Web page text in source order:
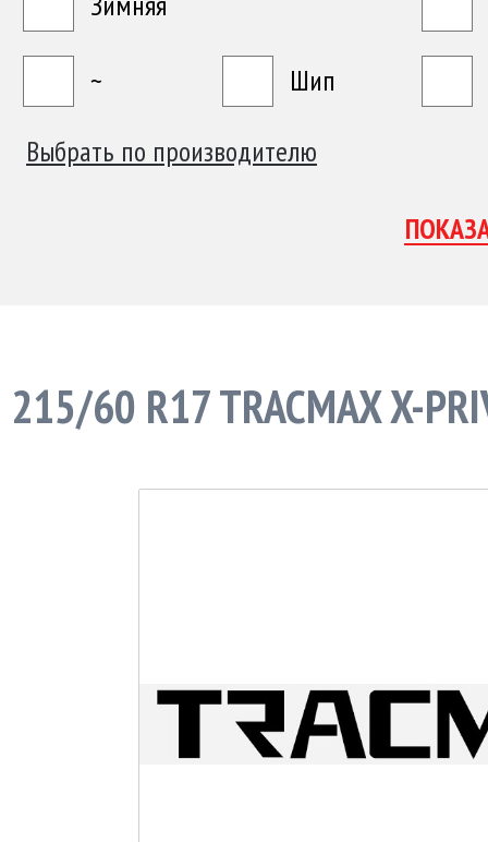
~
Шип
Выбрать по производителю
215/60 R17 TRACMAX X-